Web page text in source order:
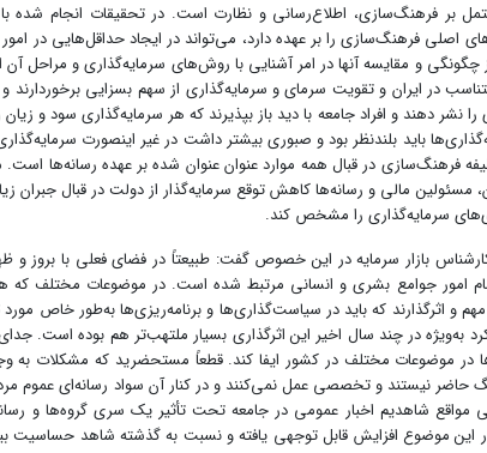
بر فرهنگ‌سازی، اطلاع‌رسانی و نظارت است. در تحقیقات انجام شده
فرهنگ‌سازی را بر عهده دارد، می‌تواند در ایجاد حداقل‌هایی در امور
و مقایسه آنها در امر آشنایی با روش‌های سرمایه‌گذاری و مراحل آن
در ایران و تقویت سرمای و سرمایه‌گذاری از سهم بسزایی برخوردارند و
و افراد جامعه با دید باز بپذیرند که هر سرمایه‌گذاری سود و زیان
باید بلندنظر بود و صبوری بیشتر داشت در غیر اینصورت سرمایه‌گذاری
فرهنگ‌سازی در قبال همه موارد عنوان عنوان شده بر عهده رسانه‌ها است.
مالی و رسانه‌ها کاهش توقع سرمایه‌گذار از دولت در قبال جبران
سرمایه‌گذاری را مشخص کند.
بازار سرمایه در این خصوص گفت: طبیعتاً در فضای فعلی با بروز و
جوامع بشری و انسانی مرتبط شده است. در موضوعات مختلف که
اثرگذارند که باید در سیاست‌گذاری‌ها و برنامه‌ریزی‌ها به‌طور خاص مورد
در چند سال اخیر این اثرگذاری بسیار ملتهب‌تر هم بوده است.
در موضوعات مختلف در کشور ایفا کند. قطعاً مستحضرید که مشکلات
نیستند و تخصصی عمل نمی‌کنند و در کنار آن سواد رسانه‌ای عموم مردم
شاهدیم اخبار عمومی در جامعه تحت تأثیر یک سری گروه‌ها و
این موضوع افزایش قابل توجهی یافته و نسبت به گذشته شاهد حساسیت